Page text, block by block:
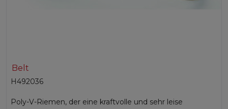
Belt
H492036
Poly-V-Riemen, der eine kraftvolle und sehr leise